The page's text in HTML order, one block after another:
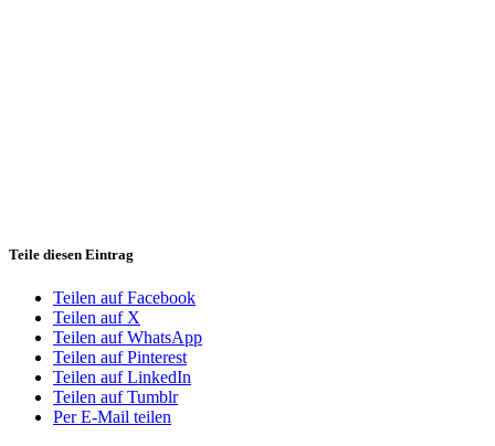
Teile diesen Eintrag
Teilen auf Facebook
Teilen auf X
Teilen auf WhatsApp
Teilen auf Pinterest
Teilen auf LinkedIn
Teilen auf Tumblr
Per E-Mail teilen